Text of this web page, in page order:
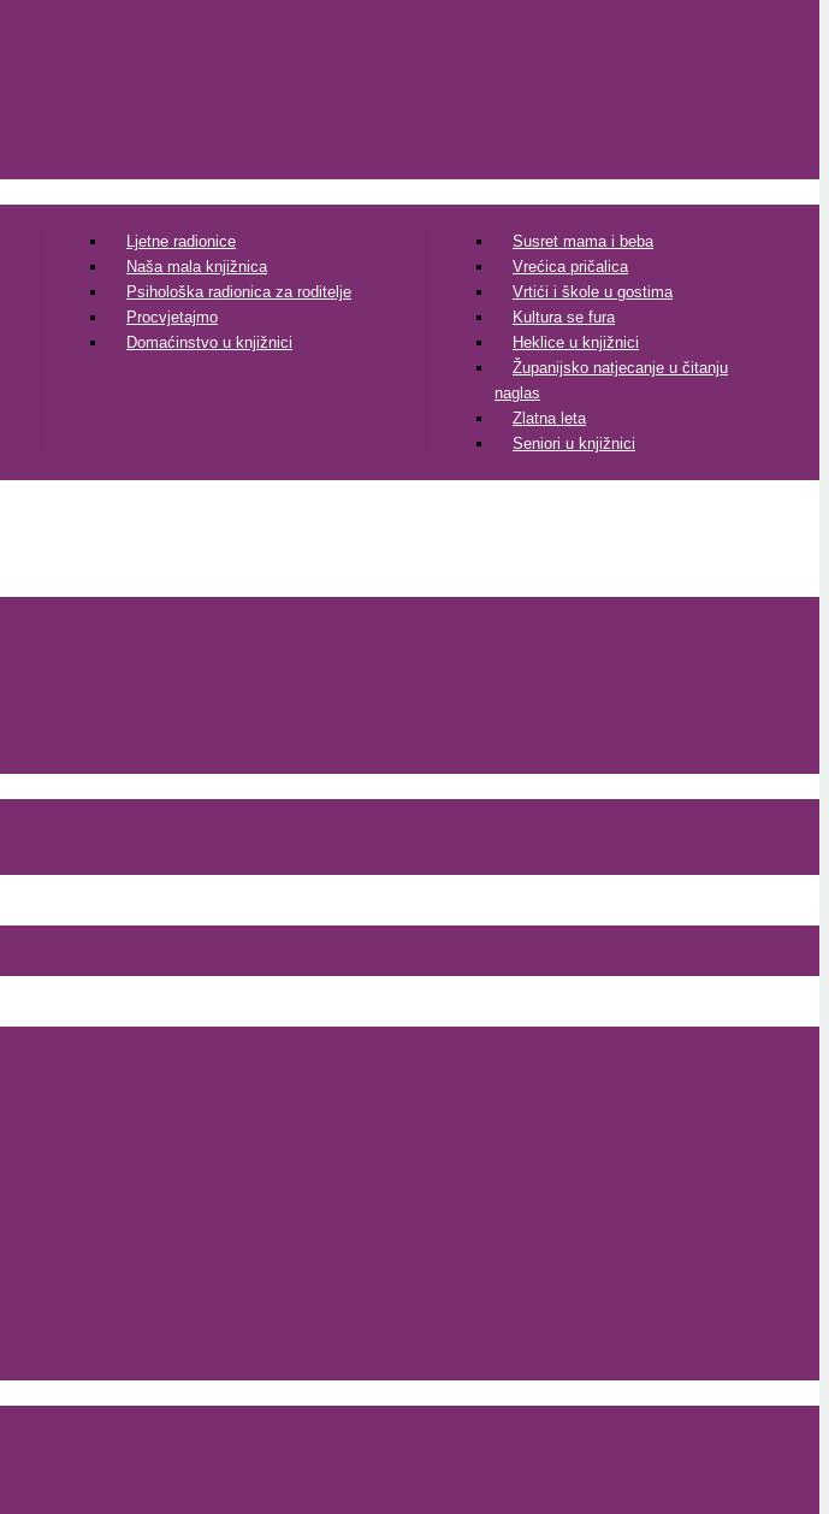
Ljetne radionice
Naša mala knjižnica
Psihološka radionica za roditelje
Procvjetajmo
Domaćinstvo u knjižnici
Susret mama i beba
Vrećica pričalica
Vrtići i škole u gostima
Kultura se fura
Heklice u knjižnici
Županijsko natjecanje u čitanju
naglas
Zlatna leta
Seniori u knjižnici